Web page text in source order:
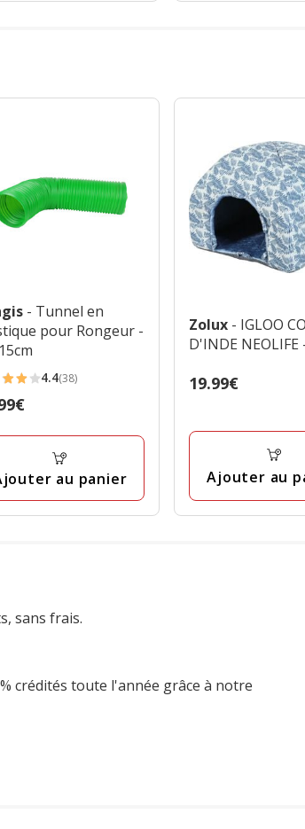
- Tunnel en
pour Rongeur -
4.4(38)
au panier
Zolux - IGLOO
D'INDE NEOLIFE
Prix
19.99€
Ajouter au
sans frais.
crédités toute l'année grâce à notre